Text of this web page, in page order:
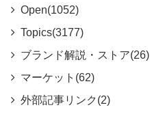
Open(1052)
Topics(3177)
ブランド解説・ストア(26)
マーケット(62)
外部記事リンク(2)